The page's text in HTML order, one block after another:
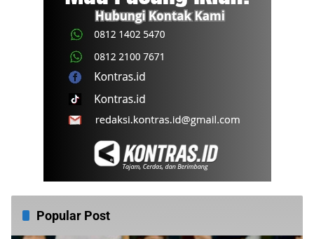
Popular Post